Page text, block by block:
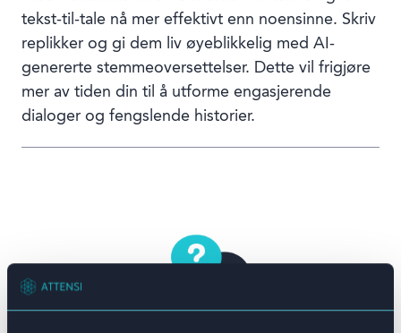
tekst-til-tale nå mer effektivt enn noensinne. Skriv
replikker og gi dem liv øyeblikkelig med AI-
genererte stemmeoversettelser. Dette vil frigjøre
mer av tiden din til å utforme engasjerende
dialoger og fengslende historier.